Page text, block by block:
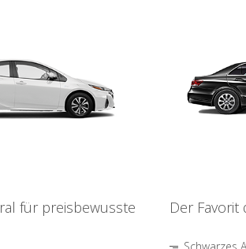
für preisbewusste
Der